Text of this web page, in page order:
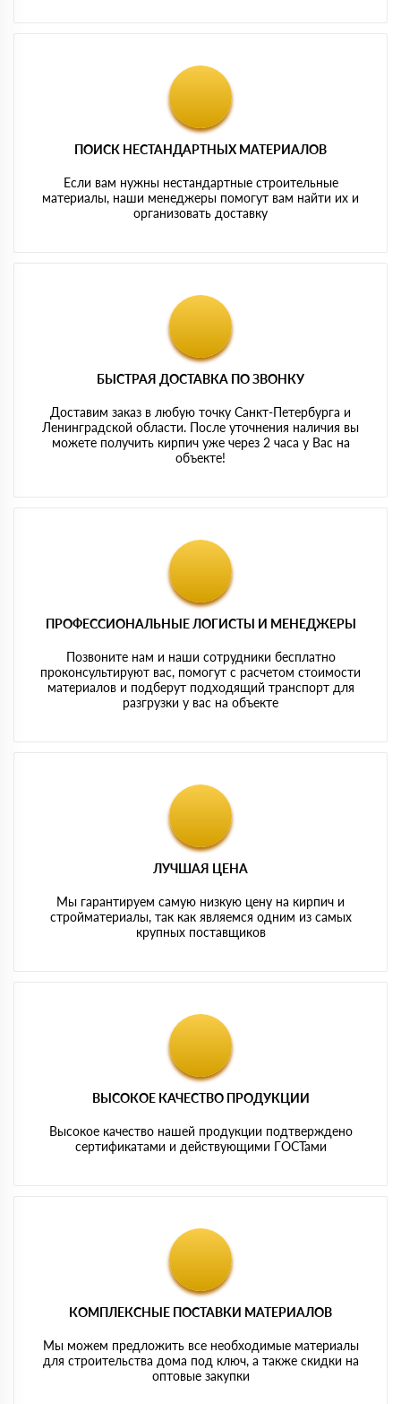
ПОИСК НЕСТАНДАРТНЫХ МАТЕРИАЛОВ
Если вам нужны нестандартные строительные
материалы, наши менеджеры помогут вам найти их и
организовать доставку
БЫСТРАЯ ДОСТАВКА ПО ЗВОНКУ
Доставим заказ в любую точку Санкт-Петербурга и
Ленинградской области. После уточнения наличия вы
можете получить кирпич уже через 2 часа у Вас на
объекте!
ПРОФЕССИОНАЛЬНЫЕ ЛОГИСТЫ И МЕНЕДЖЕРЫ
Позвоните нам и наши сотрудники бесплатно
проконсультируют вас, помогут с расчетом стоимости
материалов и подберут подходящий транспорт для
разгрузки у вас на объекте
ЛУЧШАЯ ЦЕНА
Мы гарантируем самую низкую цену на кирпич и
стройматериалы, так как являемся одним из самых
крупных поставщиков
ВЫСОКОЕ КАЧЕСТВО ПРОДУКЦИИ
Высокое качество нашей продукции подтверждено
сертификатами и действующими ГОСТами
КОМПЛЕКСНЫЕ ПОСТАВКИ МАТЕРИАЛОВ
Мы можем предложить все необходимые материалы
для строительства дома под ключ, а также скидки на
оптовые закупки